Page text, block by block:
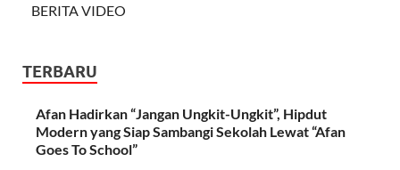
BERITA VIDEO
TERBARU
Afan Hadirkan “Jangan Ungkit-Ungkit”, Hipdut
Modern yang Siap Sambangi Sekolah Lewat “Afan
Goes To School”